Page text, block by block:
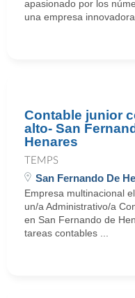
apasionado por los
una empresa
Contable junior
alto- San
Henares
TEMPS
San Fernando De
Empresa multinacional
un/a Administrativo/a
en San Fernando de
tareas contables ...